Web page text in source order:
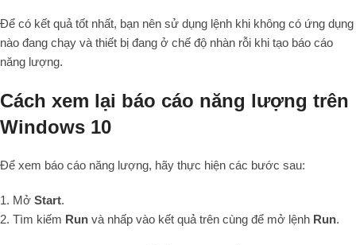
Để có kết quả tốt nhất, bạn nên sử dụng lệnh khi không có ứng dụng
nào đang chạy và thiết bị đang ở chế độ nhàn rỗi khi tạo báo cáo
năng lượng.
Cách xem lại báo cáo năng lượng trên
Windows 10
Để xem báo cáo năng lượng, hãy thực hiện các bước sau:
1. Mở Start.
2. Tìm kiếm Run và nhấp vào kết quả trên cùng để mở lệnh Run.